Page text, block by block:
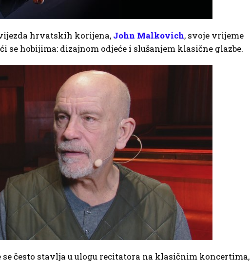
hrvatskih korijena, John Malkovich, svoje vrijeme
se hobijima: dizajnom odjeće i slušanjem klasične glazbe.
često stavlja u ulogu recitatora na klasičnim koncertima,